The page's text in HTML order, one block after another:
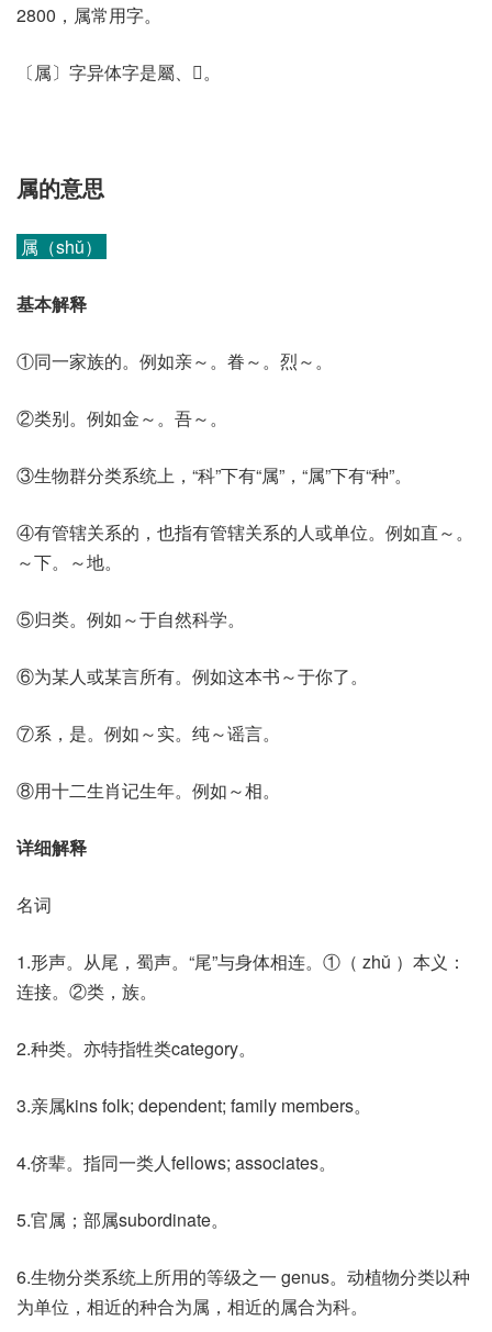
2800，属常用字。
〔属〕字异体字是屬、𡱆。
属的意思
属（shǔ）
基本解释
①同一家族的。例如亲～。眷～。烈～。
②类别。例如金～。吾～。
③生物群分类系统上，“科”下有“属”，“属”下有“种”。
④有管辖关系的，也指有管辖关系的人或单位。例如直～。
～下。～地。
⑤归类。例如～于自然科学。
⑥为某人或某言所有。例如这本书～于你了。
⑦系，是。例如～实。纯～谣言。
⑧用十二生肖记生年。例如～相。
详细解释
名词
1.形声。从尾，蜀声。“尾”与身体相连。①（ zhǔ ）本义：
连接。②类，族。
2.种类。亦特指牲类category。
3.亲属kins folk; dependent; family members。
4.侪辈。指同一类人fellows; associates。
5.官属；部属subordinate。
6.生物分类系统上所用的等级之一 genus。动植物分类以种
为单位，相近的种合为属，相近的属合为科。